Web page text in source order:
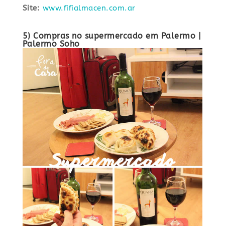
Site: www.fifialmacen.com.ar
5) Compras no supermercado em Palermo
Palermo Soho